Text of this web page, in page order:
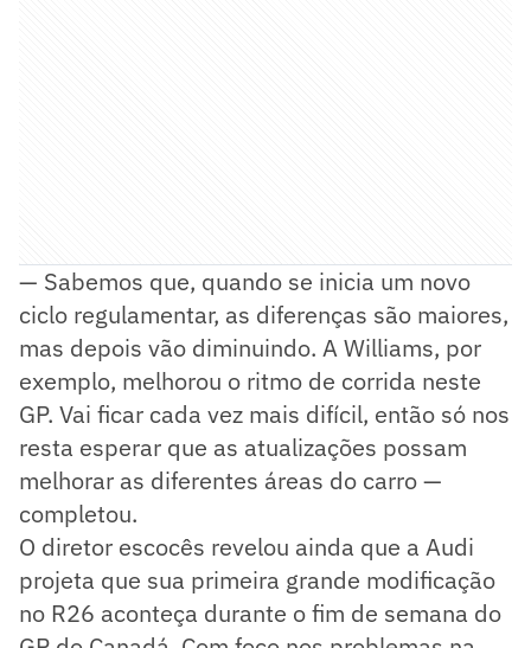
— Sabemos que, quando se inicia um novo
ciclo regulamentar, as diferenças são maiores,
mas depois vão diminuindo. A Williams, por
exemplo, melhorou o ritmo de corrida neste
GP. Vai ficar cada vez mais difícil, então só nos
resta esperar que as atualizações possam
melhorar as diferentes áreas do carro —
completou.
O diretor escocês revelou ainda que a Audi
projeta que sua primeira grande modificação
no R26 aconteça durante o fim de semana do